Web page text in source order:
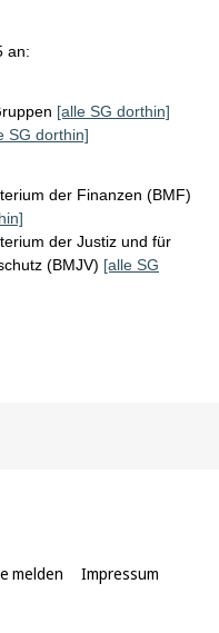
an:
[alle SG dorthin]
SG dorthin]
der Finanzen (BMF)
der Justiz und für
(BMJV) [alle SG
melden Impressum